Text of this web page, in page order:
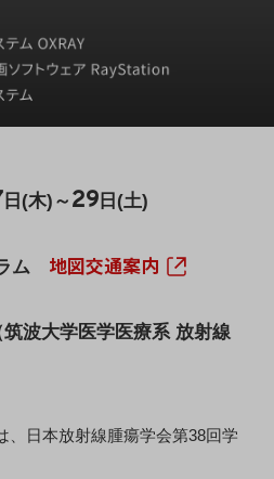
日(木)～ 29 日(土)
ム 地図交通案内
波大学医学医療系 放射線
、日本放射線腫瘍学会第38回学